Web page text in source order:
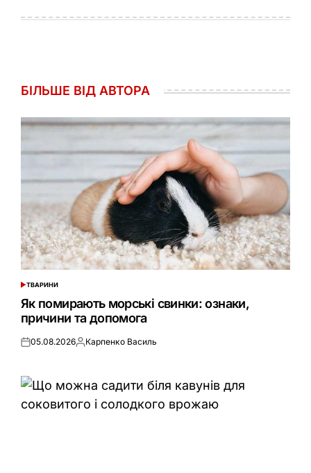
БІЛЬШЕ ВІД АВТОРА
ОПУБЛІКУВАТИ
ТВАРИНИ
Як помирають морські свинки: ознаки,
причини та допомога
Оприлюднено
05.08.2026Опубліковано
Карпенко Василь